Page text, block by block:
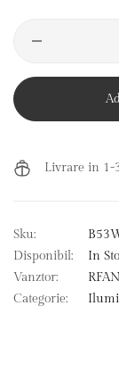
Livrare in 1-
Sku:
Disponibil:
In
Vanztor:
RFAN
Categorie: